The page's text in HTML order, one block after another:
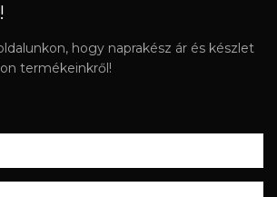
hogy naprakész ár és készlet
termékeinkről!